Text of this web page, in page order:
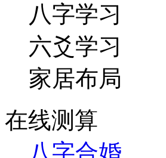
八字学习
六爻学习
家居布局
在线测算
八字合婚